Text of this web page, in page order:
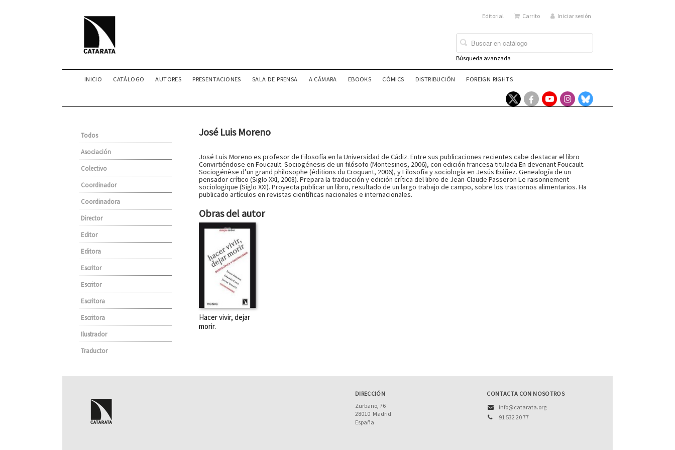
Editorial Carrito Iniciar sesión
Búsqueda avanzada
INICIO CATÁLOGO AUTORES PRESENTACIONES SALA DE PRENSA A CÁMARA EBOOKS CÓMICS DISTRIBUCIÓN FOREIGN RIGHTS
Todos
Asociación
Colectivo
Coordinador
Coordinadora
Director
Editor
Editora
Escritor
Escritor
Escritora
Escritora
Ilustrador
Traductor
José Luis Moreno
José Luis Moreno es profesor de Filosofía en la Universidad de Cádiz. Entre sus publicaciones recientes cabe destacar el libro
Convirtiéndose en Foucault. Sociogénesis de un filósofo (Montesinos, 2006), con edición francesa titulada En devenant Foucault.
Sociogénèse d’un grand philosophe (éditions du Croquant, 2006), y Filosofía y sociología en Jesús Ibáñez. Genealogía de un
pensador crítico (Siglo XXI, 2008). Prepara la traducción y edición crítica del libro de Jean-Claude Passeron Le raisonnement
sociologique (Siglo XXI). Proyecta publicar un libro, resultado de un largo trabajo de campo, sobre los trastornos alimentarios. Ha
publicado artículos en revistas científicas nacionales e internacionales.
Obras del autor
Hacer vivir, dejar
morir.
DIRECCIÓN
Zurbano, 76
28010 Madrid
España
CONTACTA CON NOSOTROS
info@catarata.org
91 532 20 77